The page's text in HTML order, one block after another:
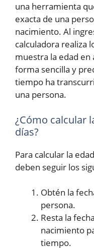
una herramienta
exacta de una
nacimiento. Al
calculadora realiza
muestra la edad en
forma sencilla y
tiempo ha
una persona.
¿Cómo calcular
días?
Para calcular la
deben seguir los
Obtén la
persona.
Resta la
nacimiento
tiempo.